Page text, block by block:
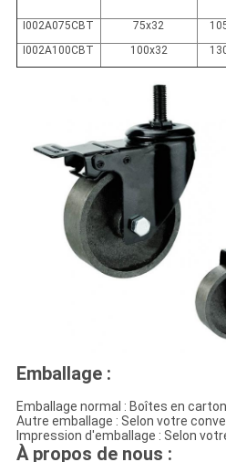
I002A075CBT 75x32
I002A100CBT
100x32
Emballage :
Emballage normal : Boîtes en carton
Autre emballage : Selon votre
Impression d'emballage : Selon
À propos de nous :